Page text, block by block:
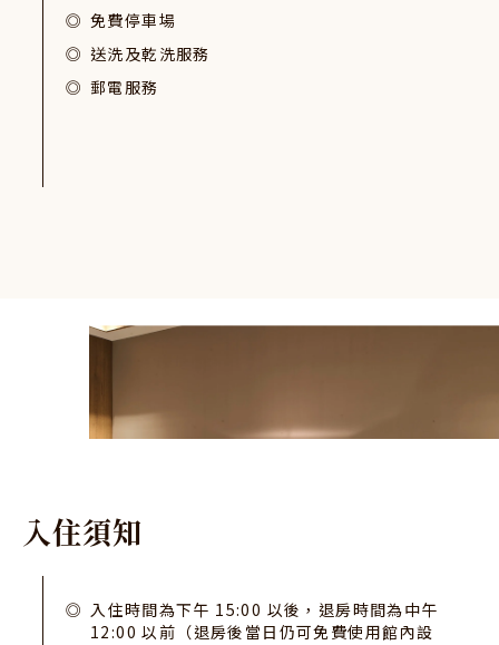
免費停車場
送洗及乾洗服務
郵電服務
入住須知
入住時間為下午 15:00 以後，退房時間為中午
12:00 以前（退房後當日仍可免費使用館內設